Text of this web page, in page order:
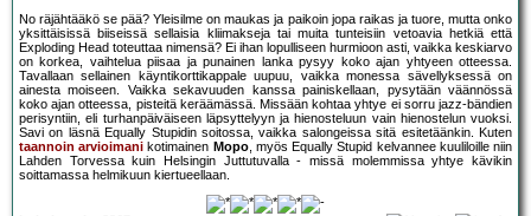
No räjähtääkö se pää? Yleisilme on maukas ja paikoin jopa raikas ja tuore, mutta onko
yksittäisissä biiseissä sellaisia kliimakseja tai muita tunteisiin vetoavia hetkiä että
Exploding Head toteuttaa nimensä? Ei ihan lopulliseen hurmioon asti, vaikka keskiarvo
on korkea, vaihtelua piisaa ja punainen lanka pysyy koko ajan yhtyeen otteessa.
Tavallaan sellainen käyntikorttikappale uupuu, vaikka monessa sävellyksessä on
ainesta moiseen. Vaikka sekavuuden kanssa painiskellaan, pysytään väännössä
koko ajan otteessa, pisteitä keräämässä. Missään kohtaa yhtye ei sorru jazz-bändien
perisyntiin, eli turhanpäiväiseen läpsyttelyyn ja hienosteluun vain hienostelun vuoksi.
Savi on läsnä Equally Stupidin soitossa, vaikka salongeissa sitä esitetäänkin. Kuten
taannoin arvioimani kotimainen Mopo, myös Equally Stupid kelvannee kuuliloille niin
Lahden Torvessa kuin Helsingin Juttutuvalla - missä molemmissa yhtye kävikin
soittamassa helmikuun kiertueellaan.